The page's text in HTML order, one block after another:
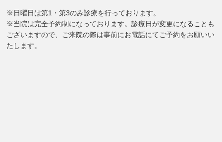
※日曜日は第1・第3のみ診療を行っております。
※当院は完全予約制になっております。診療日が変更になることも
ございますので、ご来院の際は事前にお電話にてご予約をお願いい
たします。